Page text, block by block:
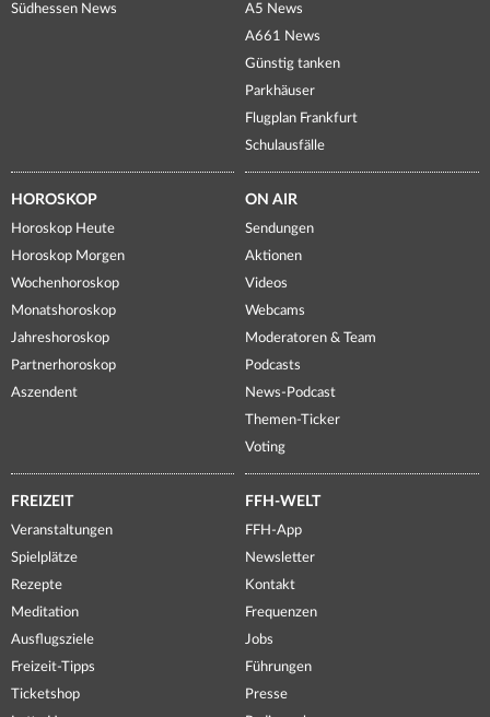
Südhessen News
A5 News
A661 News
Günstig tanken
Parkhäuser
Flugplan Frankfurt
Schulausfälle
HOROSKOP
Horoskop Heute
Horoskop Morgen
Wochenhoroskop
Monatshoroskop
Jahreshoroskop
Partnerhoroskop
Aszendent
ON AIR
Sendungen
Aktionen
Videos
Webcams
Moderatoren & Team
Podcasts
News-Podcast
Themen-Ticker
Voting
FREIZEIT
Veranstaltungen
Spielplätze
Rezepte
Meditation
Ausflugsziele
Freizeit-Tipps
Ticketshop
FFH-WELT
FFH-App
Newsletter
Kontakt
Frequenzen
Jobs
Führungen
Presse